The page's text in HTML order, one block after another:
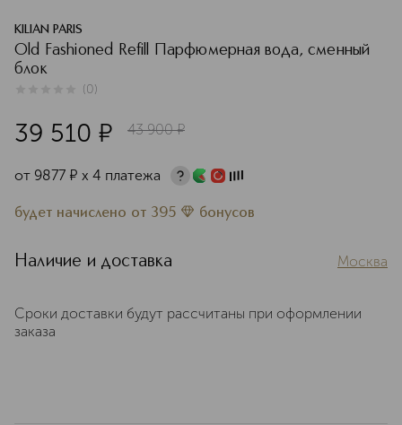
KILIAN PARIS
Old Fashioned Refill Парфюмерная вода, сменный
блок
(0)
39 510 ¤ 43 900 ¤
от 9877 ¤ х 4 платежа
будет начислено от 395 бонусов
Наличие и доставка Москва
Сроки доставки будут рассчитаны при оформлении
заказа